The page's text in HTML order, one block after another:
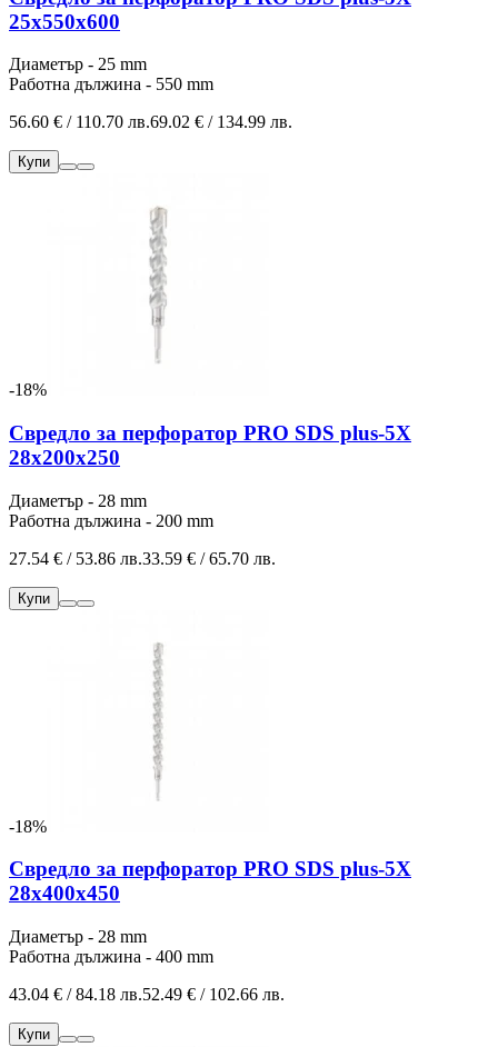
25x550x600
Диаметър - 25 mm
Работна дължина - 550 mm
56.60 € / 110.70 лв.69.02 € / 134.99 лв.
Купи
-18%
Свредло за перфоратор PRO SDS plus-5X
28x200x250
Диаметър - 28 mm
Работна дължина - 200 mm
27.54 € / 53.86 лв.33.59 € / 65.70 лв.
Купи
-18%
Свредло за перфоратор PRO SDS plus-5X
28x400x450
Диаметър - 28 mm
Работна дължина - 400 mm
43.04 € / 84.18 лв.52.49 € / 102.66 лв.
Купи